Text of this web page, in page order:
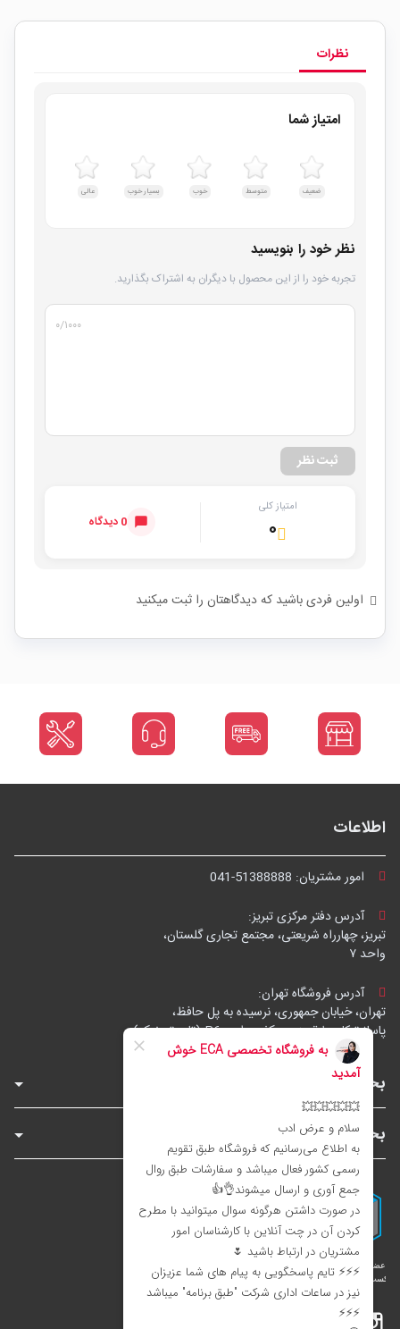
نظرات
امتیاز شما
ضعیف متوسط خوب بسیار خوب عالی
نظر خود را بنویسید
تجربه خود را از این محصول با دیگران به اشتراک بگذارید.
۰/۱۰۰۰
ثبت نظر
امتیاز کلی
۰ 0 دیدگاه
اولین فردی باشید که دیدگاهتان را ثبت میکنید
اطلاعات
امور مشتریان: 041-51388888
آدرس دفتر مرکزی تبریز:
تبریز، چهارراه شریعتی، مجتمع تجاری گلستان،
واحد ۷
آدرس فروشگاه تهران:
تهران، خیابان جمهوری، نرسیده به پل حافظ،
پاساژ توکل، طبقه زیرهمکف، واحد B6 (تاپ ترونیک)
بخش‌های فروشگاه
بخش‌های سایت
اینستاگرام